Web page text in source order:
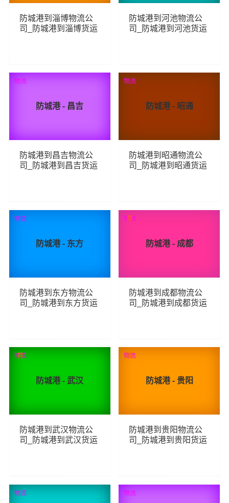
防城港到淄博物流公
司_防城港到淄博货运
219 查看详细
防城港到河池物流公
司_防城港到河池货运
329 查看详细
防城港 - 昌吉
防城港到昌吉物流公
司_防城港到昌吉货运
247 查看详细
物流
防城港 - 昭通
防城港到昭通物流公
司_防城港到昭通货运
252 查看详细
物流
防城港 - 东方
防城港到东方物流公
司_防城港到东方货运
226 查看详细
物流
防城港 - 成都
防城港到成都物流公
司_防城港到成都货运
331 查看详细
物流
荐
防城港 - 武汉
防城港到武汉物流公
司_防城港到武汉货运
342 查看详细
物流
荐
防城港 - 贵阳
防城港到贵阳物流公
司_防城港到贵阳货运
371 查看详细
物流
荐
物流 物流